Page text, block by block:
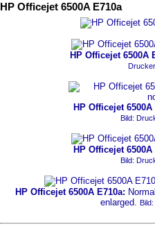
HP Officejet 6500A E710a
HP Officejet 6500A
HP Officejet 6500A
Bild:
HP Officejet 6500A
Bild:
HP Officejet 6500A E710a:
enlarged.